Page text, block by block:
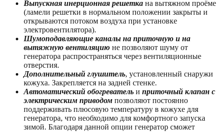
Выпускная инерционная решетка на вытяжном проёме
(ламели решетки в нормальном положении закрыты и
открываются потоком воздуха при установке
электровентилятора).
Шумоподавляющие каналы на приточную и на
вытяжную вентиляцию не позволяют шуму от
генератора распространяться через вентиляционные
отверстия.
Дополнительный глушитель, установленный снаружи
кожуха. Закрепляется на задней стенке.
Автоматический обогреватель и приточный клапан с
электрическим приводом позволяют постоянно
поддерживать плюсовую температуру в кожухе для
генератора, что необходимо для комфортного запуска
зимой. Благодаря данной опции генератор сможет